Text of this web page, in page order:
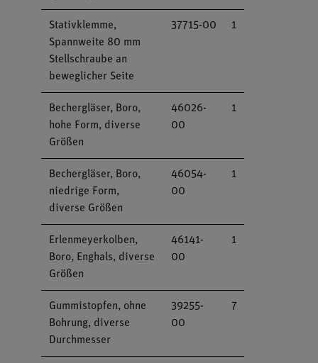
Stativklemme,
Spannweite 80 mm
Stellschraube an
beweglicher Seite
37715-00 1
Bechergläser, Boro,
hohe Form, diverse
Größen
46026-
00
1
Bechergläser, Boro,
niedrige Form,
diverse Größen
46054-
00
1
Erlenmeyerkolben,
Boro, Enghals, diverse
Größen
46141-
00
1
Gummistopfen, ohne
Bohrung, diverse
Durchmesser
39255-
00
7